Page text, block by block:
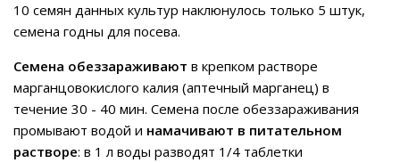
10 семян данных культур наклюнулось только 5 штук,
семена годны для посева.
Семена обеззараживают в крепком растворе
марганцовокислого калия (аптечный марганец) в
течение 30 - 40 мин. Семена после обеззараживания
промывают водой и намачивают в питательном
растворе: в 1 л воды разводят 1/4 таблетки